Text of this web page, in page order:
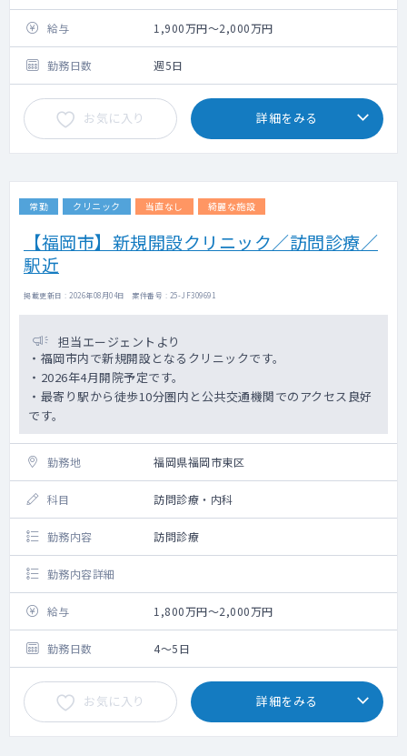
になっていただける方を探しております。
給与
1,900万円～2,000万円
勤務日数 週5日
お気に入り 詳細をみる
常勤 クリニック 当直なし 綺麗な施設
【福岡市】新規開設クリニック／訪問診療／
駅近
掲載更新日 : 2026年08月04日 案件番号 : 25-JF309691
担当エージェントより
・福岡市内で新規開設となるクリニックです。
・2026年4月開院予定です。
・最寄り駅から徒歩10分圏内と公共交通機関でのアクセス良好
です。
勤務地 福岡県福岡市東区
科目 訪問診療・内科
勤務内容 訪問診療
勤務内容詳細
給与 1,800万円～2,000万円
勤務日数 4～5日
お気に入り 詳細をみる